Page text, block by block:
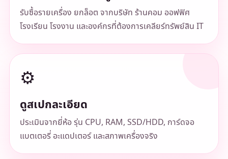
รับซื้อรายเครื่อง ยกล็อต จากบริษัท ร้านคอม ออฟฟิศ
โรงเรียน โรงงาน และองค์กรที่ต้องการเคลียร์ทรัพย์สิน IT
⚙️
ดูสเปกละเอียด
ประเมินจากยี่ห้อ รุ่น CPU, RAM, SSD/HDD, การ์ดจอ
แบตเตอรี่ อะแดปเตอร์ และสภาพเครื่องจริง